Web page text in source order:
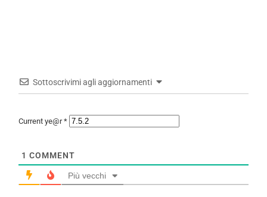
Sottoscrivimi agli aggiornamenti
Current ye@r*
1 COMMENT
Più vecchi